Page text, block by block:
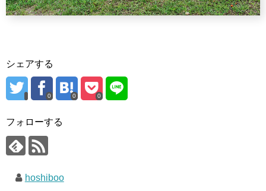
シェアする
0 0 0
フォローする
hoshiboo